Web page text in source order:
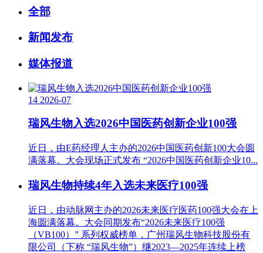
全部
新闻发布
媒体报道
14 2026-07
瑞风生物入选2026中国医药创新企业100强
近日，由E药经理人主办的2026中国医药创新100大会圆
满落幕。大会现场正式发布 “2026中国医药创新企业10...
瑞风生物持续4年入选未来医疗100强
近日，由动脉网主办的2026未来医疗医药100强大会在上
海圆满落幕。大会同期发布“2026未来医疗100强
（VB100）” 系列权威榜单，广州瑞风生物科技股份有
限公司（下称 “瑞风生物”）继2023—2025年连续上榜